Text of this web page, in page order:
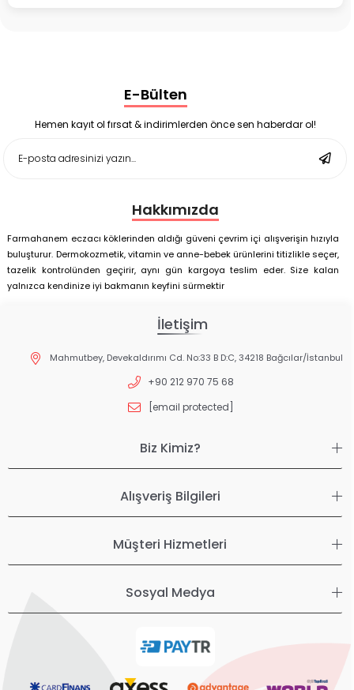
Enterogermina Family 5 ml 20 Flakon
Deep Flex Stres Azaltıcı ve Enerji Dengeleyici Topraklama
Matı Set 40x60 cm
Deep Flex Stres Azaltıcı ve Enerji Dengeleyici Topraklama
E-Bülten
Hemen kayıt ol fırsat & indirimlerden önce sen haberdar ol!
Hakkımızda
Farmahanem eczacı köklerinden aldığı güveni çevrim içi alışverişin hızıyla
buluşturur. Dermokozmetik, vitamin ve anne-bebek ürünlerini titizlikle seçer,
tazelik kontrolünden geçirir, aynı gün kargoya teslim eder. Size kalan
yalnızca kendinize iyi bakmanın keyfini sürmektir
İletişim
Mahmutbey, Devekaldırımı Cd. No:33 B D:C, 34218 Bağcılar/İstanbul
+90 212 970 75 68
[email protected]
Biz Kimiz?
Alışveriş Bilgileri
Müşteri Hizmetleri
Sosyal Medya